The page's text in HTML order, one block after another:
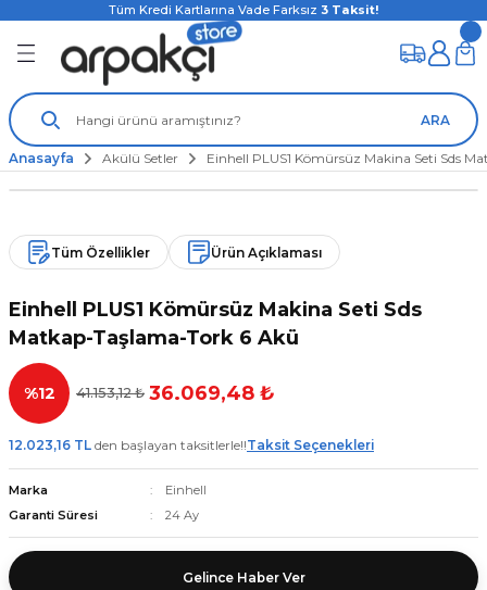
Tüm Kredi Kartlarına Vade Farksız 3 Taksit!
ARA
Anasayfa Akülü Setler Einhell PLUS1 Kömürsüz Makina Seti Sds
Tüm Özellikler Ürün Açıklaması
Einhell PLUS1 Kömürsüz Makina Seti Sds
Matkap-Taşlama-Tork 6 Akü
%12 41.153,12 ₺ 36.069,48 ₺
12.023,16 TL den başlayan taksitlerle!!Taksit Seçenekleri
Marka
Einhell
Garanti Süresi
24 Ay
Gelince Haber Ver